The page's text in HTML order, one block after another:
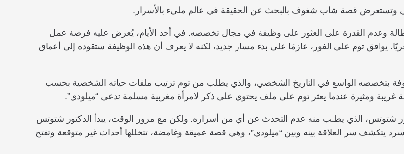
وتستعرض قصة شاب شغوف بالبحث عن الحقيقة في عالم مليء بالأسرار.
وعدم القدرة على العثور على وظيفة في مجال تخصصه. في أحد الأيام، يُعرض عليه فرصة عمل
مغريًا. يوافق توم على الفور، عازمًا على بدء مسار جديد، لكنه لا يعرف أن هذه الوظيفة ستقوده إلى أعماق
بتخصصه الواسع في التاريخ الشخصي، والذي يطلب من توم ترتيب ملفات حياته الشخصية بحسب
غريبة ومثيرة عندما يعثر توم على ملف يحتوي على ذكر لامرأة مغربية مسلمة تدعى “ميلودي”.
شتوتس، الذي يطلب منه عدم التحدث عن أي من أسراره. ولكن مع مرور الوقت، يبدأ الدكتور شتوتس
سر العلاقة بينه وبين “ميلودي”، وهي قصة عميقة وغامضة، تتخللها أحداث غير متوقعة وتفتح